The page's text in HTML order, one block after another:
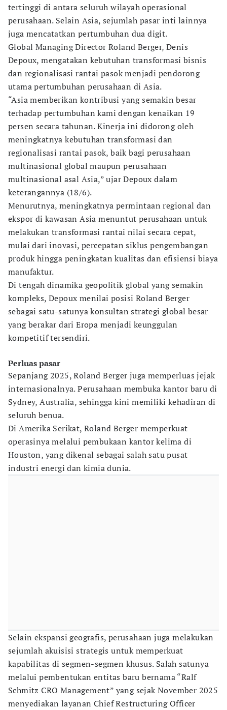
tertinggi di antara seluruh wilayah operasional
perusahaan. Selain Asia, sejumlah pasar inti lainnya
juga mencatatkan pertumbuhan dua digit.
Global Managing Director Roland Berger, Denis
Depoux, mengatakan kebutuhan transformasi bisnis
dan regionalisasi rantai pasok menjadi pendorong
utama pertumbuhan perusahaan di Asia.
“Asia memberikan kontribusi yang semakin besar
terhadap pertumbuhan kami dengan kenaikan 19
persen secara tahunan. Kinerja ini didorong oleh
meningkatnya kebutuhan transformasi dan
regionalisasi rantai pasok, baik bagi perusahaan
multinasional global maupun perusahaan
multinasional asal Asia,” ujar Depoux dalam
keterangannya (18/6).
Menurutnya, meningkatnya permintaan regional dan
ekspor di kawasan Asia menuntut perusahaan untuk
melakukan transformasi rantai nilai secara cepat,
mulai dari inovasi, percepatan siklus pengembangan
produk hingga peningkatan kualitas dan efisiensi biaya
manufaktur.
Di tengah dinamika geopolitik global yang semakin
kompleks, Depoux menilai posisi Roland Berger
sebagai satu-satunya konsultan strategi global besar
yang berakar dari Eropa menjadi keunggulan
kompetitif tersendiri.
Perluas pasar
Sepanjang 2025, Roland Berger juga memperluas jejak
internasionalnya. Perusahaan membuka kantor baru di
Sydney, Australia, sehingga kini memiliki kehadiran di
seluruh benua.
Di Amerika Serikat, Roland Berger memperkuat
operasinya melalui pembukaan kantor kelima di
Houston, yang dikenal sebagai salah satu pusat
industri energi dan kimia dunia.
Selain ekspansi geografis, perusahaan juga melakukan
sejumlah akuisisi strategis untuk memperkuat
kapabilitas di segmen-segmen khusus. Salah satunya
melalui pembentukan entitas baru bernama “Ralf
Schmitz CRO Management” yang sejak November 2025
menyediakan layanan Chief Restructuring Officer